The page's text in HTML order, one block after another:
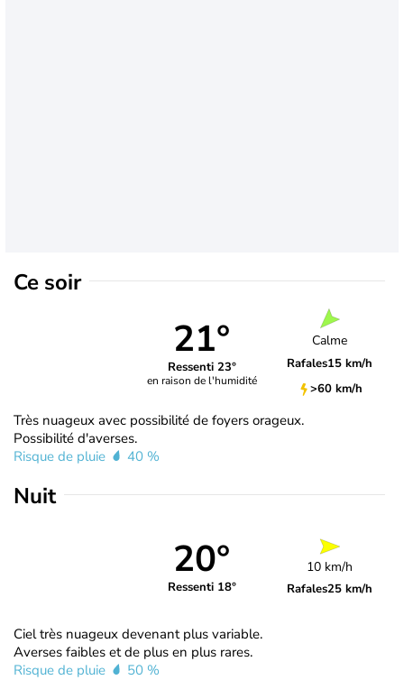
Ce soir
21°
Ressenti 23°
en raison de l'humidité
Calme
Rafales15 km/h
>60 km/h
Très nuageux avec possibilité de foyers orageux.
Possibilité d'averses.
Risque de pluie
40 %
Nuit
20°
Ressenti 18°
10 km/h
Rafales25 km/h
Ciel très nuageux devenant plus variable.
Averses faibles et de plus en plus rares.
Risque de pluie
50 %